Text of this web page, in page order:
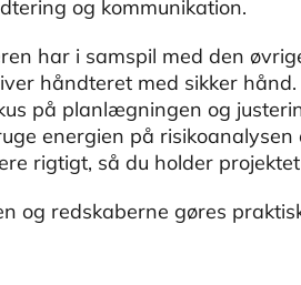
og kommunikation.
har i samspil med den
håndteret med sikker
på planlægningen og
energien på
rigtigt, så du holder
og redskaberne gøres